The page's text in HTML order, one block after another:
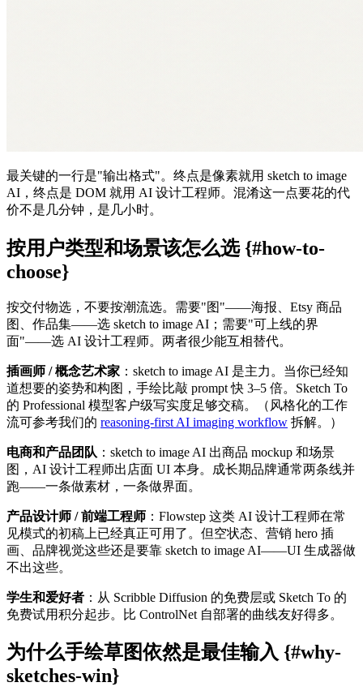
最关键的一行是"输出格式"。终点是像素就用 sketch to image
AI，终点是 DOM 就用 AI 设计工程师。混淆这一点要花的代
价不是几分钟，是几小时。
按用户类型和场景该怎么选 {#how-to-
choose}
按交付物选，不要按潮流选。需要"图"——海报、Etsy 商品
图、作品集——选 sketch to image AI；需要"可上线的界
面"——选 AI 设计工程师。两者很少能互相替代。
插画师 / 概念艺术家 ：sketch to image AI 是主力。当你已经知
道想要的姿势和构图，手绘比敲 prompt 快 3–5 倍。Sketch To
的 Professional 模型客户级写实度足够交稿。（风格化的工作
流可参考我们的 reasoning-first AI imaging workflow 拆解。）
电商和产品团队 ：sketch to image AI 出商品 mockup 和场景
图，AI 设计工程师出店面 UI 本身。成长期品牌通常两条线并
跑——一条做素材，一条做界面。
产品设计师 / 前端工程师 ：Flowstep 这类 AI 设计工程师在常
见模式的初稿上已经真正可用了。但空状态、营销 hero 插
画、品牌视觉这些还是要靠 sketch to image AI——UI 生成器做
不出这些。
学生和爱好者 ：从 Scribble Diffusion 的免费层或 Sketch To 的
免费试用积分起步。比 ControlNet 自部署的曲线友好得多。
为什么手绘草图依然是最佳输入 {#why-
sketches-win}